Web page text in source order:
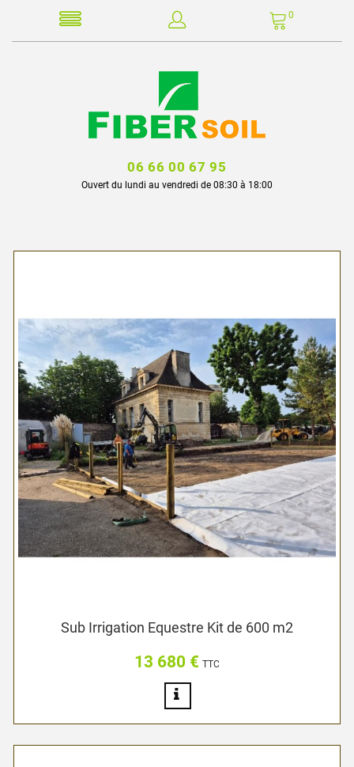
0
06 66 00 67 95
Ouvert du lundi au vendredi de 08:30 à 18:00
Sub Irrigation Equestre Kit de 600 m2
Prix
13 680 € TTC